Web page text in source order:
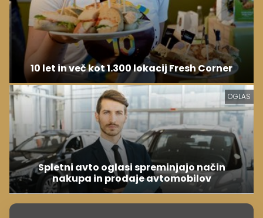
10 let in več kot 1.300 lokacij Fresh Corner
OGLAS
Spletni avto oglasi spreminjajo način
nakupa in prodaje avtomobilov